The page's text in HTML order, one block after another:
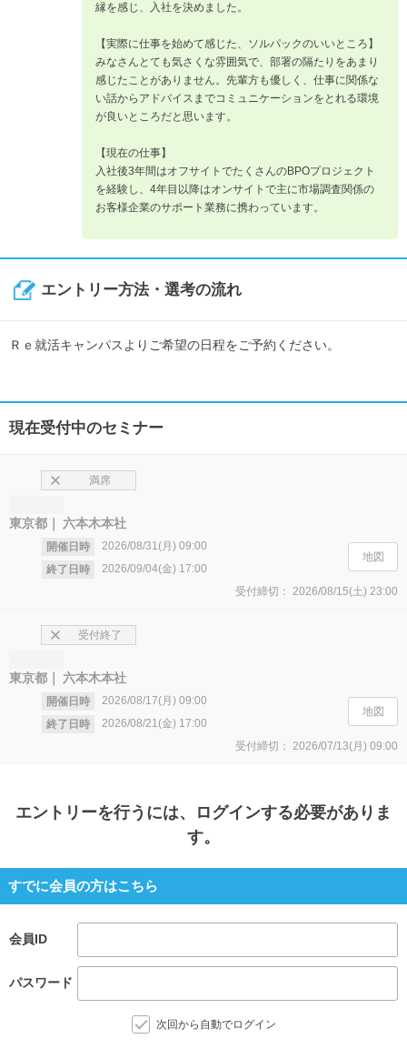
縁を感じ、入社を決めました。
【実際に仕事を始めて感じた、ソルパックのいいところ】
みなさんとても気さくな雰囲気で、部署の隔たりをあまり
感じたことがありません。先輩方も優しく、仕事に関係な
い話からアドバイスまでコミュニケーションをとれる環境
が良いところだと思います。
【現在の仕事】
入社後3年間はオフサイトでたくさんのBPOプロジェクト
を経験し、4年目以降はオンサイトで主に市場調査関係の
お客様企業のサポート業務に携わっています。
エントリー方法・選考の流れ
Ｒｅ就活キャンパスよりご希望の日程をご予約ください。
現在受付中のセミナー
東京都 六本木本社
開催日時 2026/08/31(月) 09:00
終了日時
2026/09/04(金) 17:00
満席
受付締切： 2026/08/15(土) 23:00
地図
東京都 六本木本社
開催日時 2026/08/17(月) 09:00
終了日時
2026/08/21(金) 17:00
受付終了
受付締切： 2026/07/13(月) 09:00
地図
エントリーを行うには、ログインする必要がありま
す。
すでに会員の方はこちら
会員ID
パスワード
次回から自動でログイン